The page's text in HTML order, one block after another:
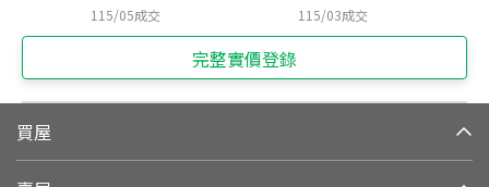
115/05成交 115/03成交
完整實價登錄
買屋